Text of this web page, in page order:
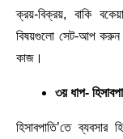
ক্রয়-বিক্রয়, বাকি
বিষয়গুলো সেট-আপ
কাজ।
৩য় ধাপ-
হিসাবপাতি’তে